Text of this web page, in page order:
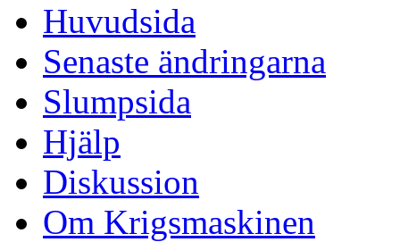
Huvudsida
Senaste ändringarna
Slumpsida
Hjälp
Diskussion
Om Krigsmaskinen